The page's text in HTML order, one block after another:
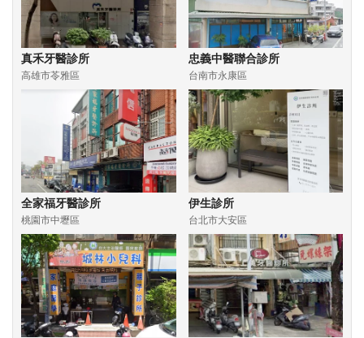
真禾牙醫診所
高雄市苓雅區
忠義中醫聯合診所
台南市永康區
全家福牙醫診所
桃園市中壢區
伊生診所
台北市大安區